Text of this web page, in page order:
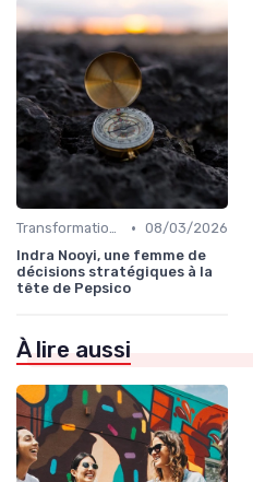
Transformation digitale de l’entreprise • 08/03/2026
Indra Nooyi, une femme de
décisions stratégiques à la
tête de Pepsico
À lire aussi